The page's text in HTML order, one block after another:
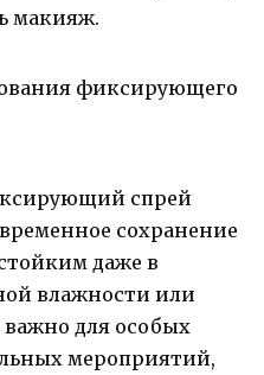
макияж.
фиксирующего
спрей
сохранение
даже в
влажности или
для особых
мероприятий,